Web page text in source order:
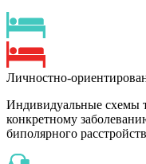
Личностно-
Индивидуальные схемы
конкретному
биполярного